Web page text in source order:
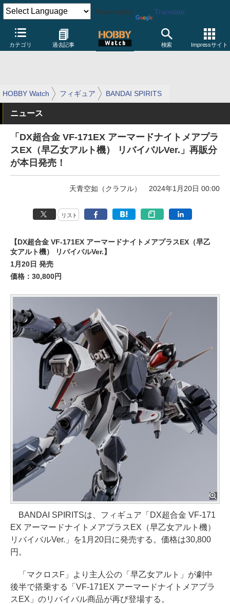
Powered by Translate
カテゴリ 過去記事 検索 Impressサイト
HOBBY Watch フィギュア BANDAI SPIRITS
ニュース
「DX超合金 VF-171EX アーマードナイトメアプラ
スEX（早乙女アルト機） リバイバルVer.」再販分
が本日発売！
天青空如（クラフル） 2024年1月20日 00:00
リスト
【DX超合金 VF-171EX アーマードナイトメアプラスEX（早乙
女アルト機） リバイバルVer.】
1月20日 発売
価格：30,800円
BANDAI SPIRITSは、フィギュア「DX超合金 VF-171
EX アーマードナイトメアプラスEX（早乙女アルト機）
リバイバルVer.」を1月20日に発売する。価格は30,800
円。
「マクロスF」より主人公の「早乙女アルト」が劇中
後半で搭乗する「VF-171EX アーマードナイトメアプラ
スEX」のリバイバル商品が再び登場する。